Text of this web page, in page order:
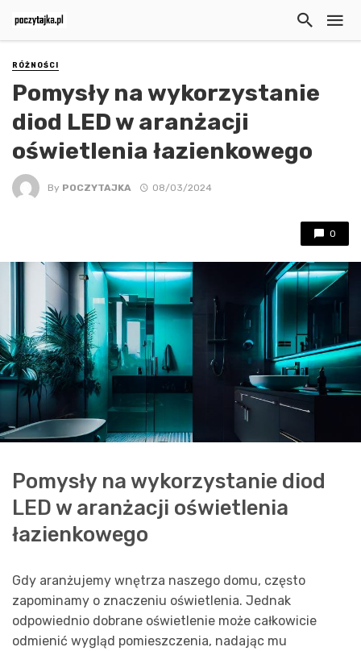
RÓŻNOŚCI
Pomysły na wykorzystanie
diod LED w aranżacji
oświetlenia łazienkowego
By POCZYTAJKA 08/03/2024
0
Pomysły na wykorzystanie diod
LED w aranżacji oświetlenia
łazienkowego
Gdy aranżujemy wnętrza naszego domu, często
zapominamy o znaczeniu oświetlenia. Jednak
odpowiednio dobrane oświetlenie może całkowicie
odmienić wygląd pomieszczenia, nadając mu